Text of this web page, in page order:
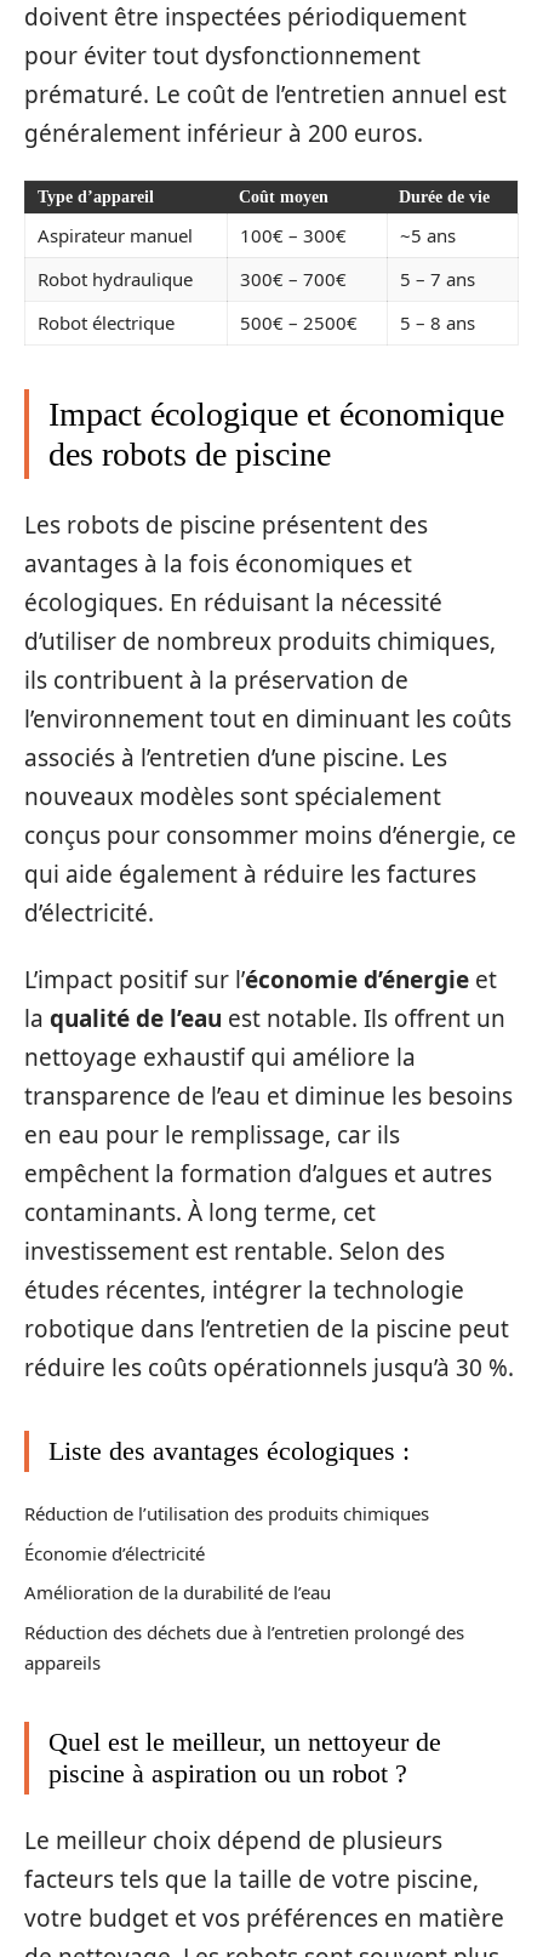
doivent être inspectées périodiquement
pour éviter tout dysfonctionnement
prématuré. Le coût de l’entretien annuel est
généralement inférieur à 200 euros.
Type d’appareil Coût moyen Durée de vie
Aspirateur manuel 100€ – 300€
~5 ans
Robot hydraulique
300€ – 700€
5 – 7 ans
Robot électrique
500€ – 2500€ 5 – 8 ans
Impact écologique et économique
des robots de piscine
Les robots de piscine présentent des
avantages à la fois économiques et
écologiques. En réduisant la nécessité
d’utiliser de nombreux produits chimiques,
ils contribuent à la préservation de
l’environnement tout en diminuant les coûts
associés à l’entretien d’une piscine. Les
nouveaux modèles sont spécialement
conçus pour consommer moins d’énergie, ce
qui aide également à réduire les factures
d’électricité.
L’impact positif sur l’économie d’énergie et
la qualité de l’eau est notable. Ils offrent un
nettoyage exhaustif qui améliore la
transparence de l’eau et diminue les besoins
en eau pour le remplissage, car ils
empêchent la formation d’algues et autres
contaminants. À long terme, cet
investissement est rentable. Selon des
études récentes, intégrer la technologie
robotique dans l’entretien de la piscine peut
réduire les coûts opérationnels jusqu’à 30 %.
Liste des avantages écologiques :
Réduction de l’utilisation des produits chimiques
Économie d’électricité
Amélioration de la durabilité de l’eau
Réduction des déchets due à l’entretien prolongé des
appareils
Quel est le meilleur, un nettoyeur de
piscine à aspiration ou un robot ?
Le meilleur choix dépend de plusieurs
facteurs tels que la taille de votre piscine,
votre budget et vos préférences en matière